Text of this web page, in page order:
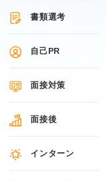
書類選考
自己PR
面接対策
面接後
インターン